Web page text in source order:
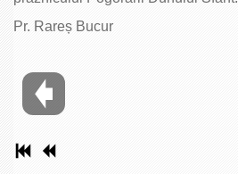
Pr. Rareș Bucur